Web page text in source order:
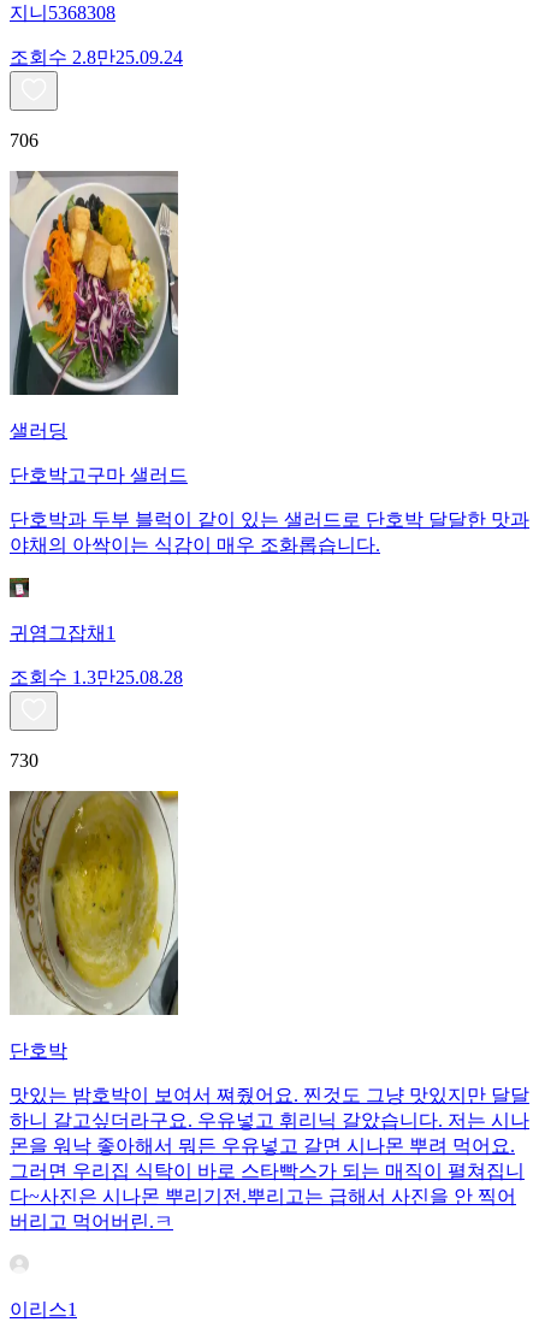
지니5368308
조회수 2.8만25.09.24
706
샐러딩
단호박고구마 샐러드
단호박과 두부 블럭이 같이 있는 샐러드로 단호박 달달한 맛과
야채의 아싹이는 식감이 매우 조화롭습니다.
귀염그잡채1
조회수 1.3만25.08.28
730
단호박
맛있는 밤호박이 보여서 쪄줬어요. 찐것도 그냥 맛있지만 달달
하니 갈고싶더라구요. 우유넣고 휘리닉 갈았습니다. 저는 시나
몬을 워낙 좋아해서 뭐든 우유넣고 갈면 시나몬 뿌려 먹어요.
그러면 우리집 식탁이 바로 스타빡스가 되는 매직이 펼쳐집니
다~사진은 시나몬 뿌리기전.뿌리고는 급해서 사진을 안 찍어
버리고 먹어버린.ㅋ
이리스1